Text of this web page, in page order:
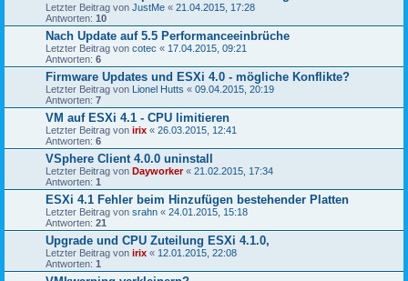
Letzter Beitrag von JustMe « 21.04.2015, 17:28
Antworten: 10
Nach Update auf 5.5 Performanceeinbrüche
Letzter Beitrag von cotec « 17.04.2015, 09:21
Antworten: 6
Firmware Updates und ESXi 4.0 - mögliche Konflikte?
Letzter Beitrag von Lionel Hutts « 09.04.2015, 20:19
Antworten: 7
VM auf ESXi 4.1 - CPU limitieren
Letzter Beitrag von irix « 26.03.2015, 12:41
Antworten: 6
VSphere Client 4.0.0 uninstall
Letzter Beitrag von Dayworker« 21.02.2015, 17:34
Antworten: 1
ESXi 4.1 Fehler beim Hinzufügen bestehender Platten
Letzter Beitrag von srahn « 24.01.2015, 15:18
Antworten: 21
Upgrade und CPU Zuteilung ESXi 4.1.0,
Letzter Beitrag von irix « 12.01.2015, 22:08
Antworten: 1